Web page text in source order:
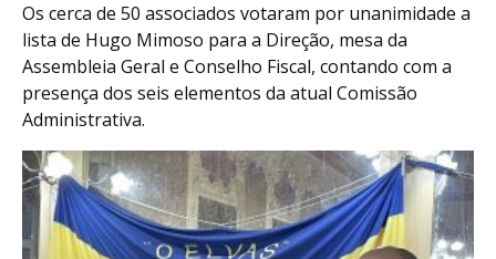
Os cerca de 50 associados votaram por unanimidade a
lista de Hugo Mimoso para a Direção, mesa da
Assembleia Geral e Conselho Fiscal, contando com a
presença dos seis elementos da atual Comissão
Administrativa.